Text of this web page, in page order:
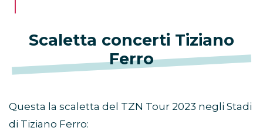
Scaletta concerti Tiziano
Ferro
Questa la scaletta del TZN Tour 2023 negli Stadi
di Tiziano Ferro: